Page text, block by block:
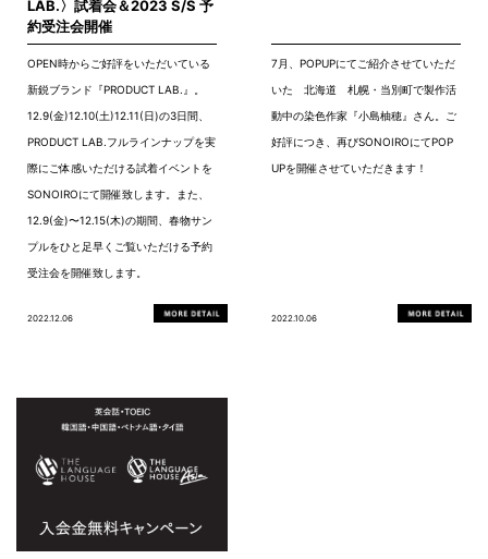
LAB.〉試着会＆2023 S/S 予
約受注会開催
OPEN時からご好評をいただいている
新鋭ブランド『PRODUCT LAB.』。
12.9(金)12.10(土)12.11(日)の3日間、
PRODUCT LAB.フルラインナップを実
際にご体感いただける試着イベントを
SONOIROにて開催致します。また、
12.9(金)〜12.15(木)の期間、春物サン
プルをひと足早くご覧いただける予約
受注会を開催致します。
2022.12.06
7月、POPUPにてご紹介させていただ
いた 北海道 札幌・当別町で製作活
動中の染色作家『小島柚穂』さん。ご
好評につき、再びSONOIROにてPOP
UPを開催させていただきます！
2022.10.06